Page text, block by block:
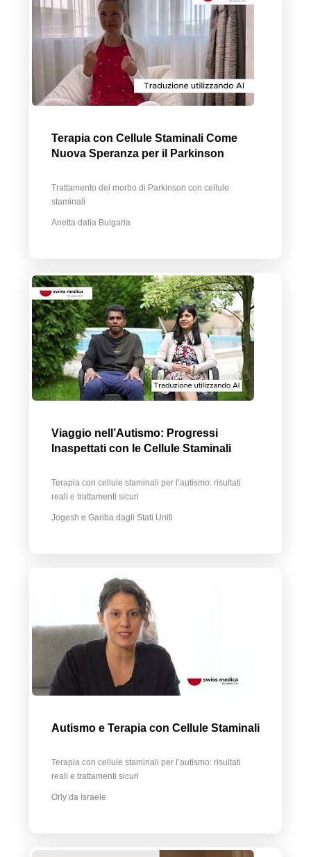
Terapia con Cellule Staminali Come
Nuova Speranza per il Parkinson
Trattamento del morbo di Parkinson con cellule
staminali
Anetta dalla Bulgaria
Viaggio nell’Autismo: Progressi
Inaspettati con le Cellule Staminali
Terapia con cellule staminali per l’autismo: risultati
reali e trattamenti sicuri
Jogesh e Gariba dagli Stati Uniti
Autismo e Terapia con Cellule Staminali
Terapia con cellule staminali per l’autismo: risultati
reali e trattamenti sicuri
Orly da Israele